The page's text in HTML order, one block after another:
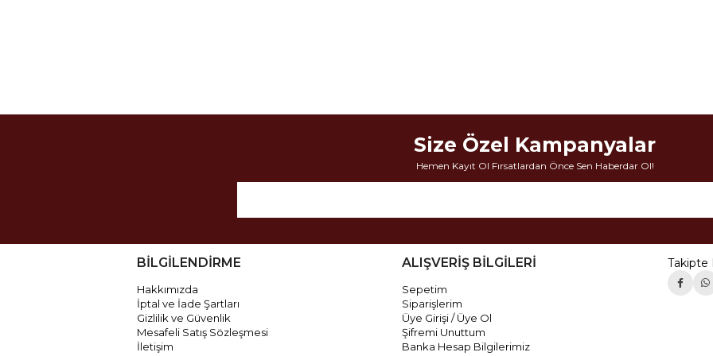
Size Özel Kampanyalar
Hemen Kayıt Ol Fırsatlardan Önce Sen Haberdar Ol!
BİLGİLENDİRME
Hakkımızda
İptal ve İade Şartları
Gizlilik ve Güvenlik
Mesafeli Satış Sözleşmesi
İletişim
ALIŞVERİŞ BİLGİLERİ
Sepetim
Siparişlerim
Üye Girişi / Üye Ol
Şifremi Unuttum
Banka Hesap Bilgilerimiz
Takipte